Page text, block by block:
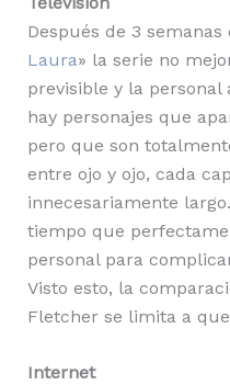
Después de 3 semanas
Laura» la serie no
previsible y la personal
hay personajes que
pero que son
entre ojo y ojo, cada
innecesariamente
tiempo que
personal para
Visto esto, la
Fletcher se limita a
Internet